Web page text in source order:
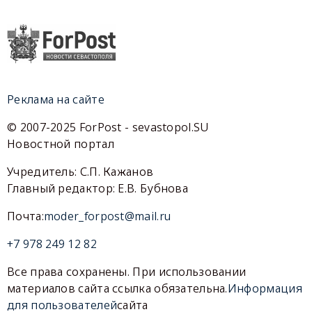
Реклама на сайте
© 2007-2025 ForPost - sevastopol.SU
Новостной портал
Учредитель: С.П. Кажанов
Главный редактор: Е.В. Бубнова
Почта:moder_forpost@mail.ru
+7 978 249 12 82
Все права сохранены. При использовании
материалов сайта ссылка обязательна.Информация
для пользователейсайта